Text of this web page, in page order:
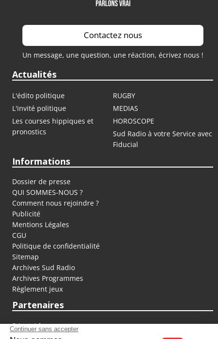
Contactez nous
Un message, une question, une réaction, écrivez nous !
Actualités
L'édito politique
RUGBY
L'invité politique
MEDIAS
Les courses hippiques et
pronostics
HOROSCOPE
Sud Radio à votre Service avec
Fiducial
Informations
Dossier de presse
QUI SOMMES-NOUS ?
Comment nous rejoindre ?
Publicité
Mentions Légales
CGU
Politique de confidentialité
Sitemap
Archives Sud Radio
Archives Programmes
Règlement jeux
Partenaires
fiducial.fr